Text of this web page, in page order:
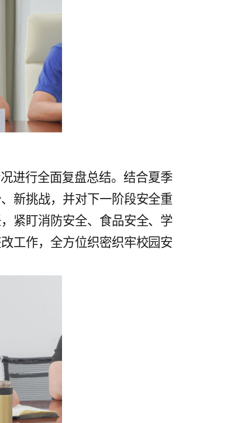
进行全面复盘总结。结合夏季
新挑战，并对下一阶段安全重
紧盯消防安全、食品安全、学
工作，全方位织密织牢校园安